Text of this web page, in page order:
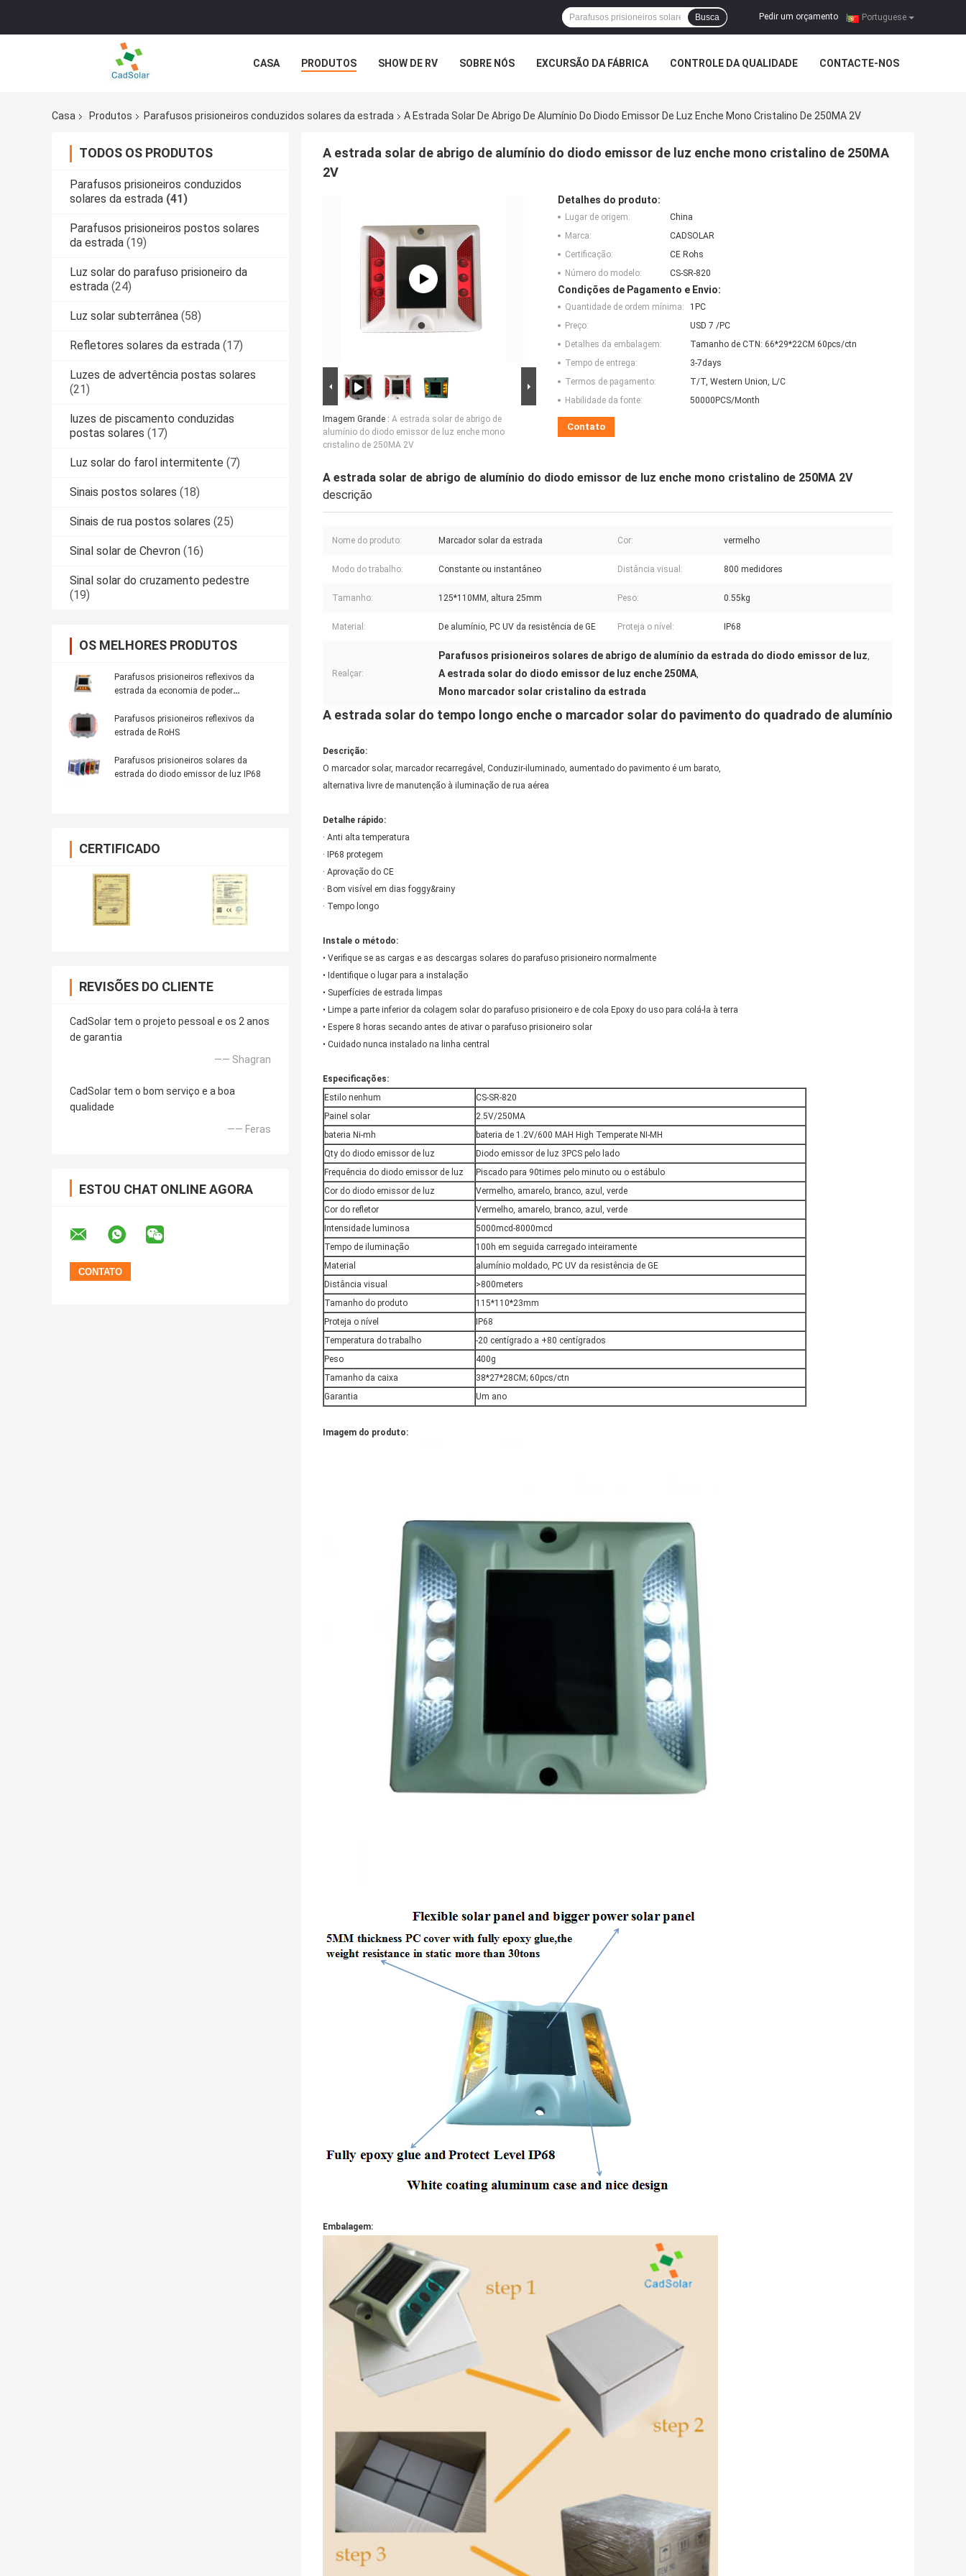
Portuguese
Pedir um orçamento |
Busca
CASA PRODUTOS SHOW DE RV SOBRE NÓS EXCURSÃO DA FÁBRICA CONTROLE DA QUALIDADE CONTACTE-NOS
Casa
Produtos Parafusos prisioneiros conduzidos solares da estrada A Estrada Solar De Abrigo De Alumínio Do Diodo Emissor De Luz Enche Mono Cristalino De 250MA 2V
TODOS OS PRODUTOS
Parafusos prisioneiros conduzidos
solares da estrada (41)
Parafusos prisioneiros postos solares
da estrada (19)
Luz solar do parafuso prisioneiro da
estrada (24)
Luz solar subterrânea (58)
Refletores solares da estrada (17)
Luzes de advertência postas solares
(21)
luzes de piscamento conduzidas
postas solares (17)
Luz solar do farol intermitente (7)
Sinais postos solares (18)
Sinais de rua postos solares (25)
Sinal solar de Chevron (16)
Sinal solar do cruzamento pedestre
(19)
OS MELHORES PRODUTOS
Parafusos prisioneiros reflexivos da
estrada da economia de poder
Parafusos prisioneiros reflexivos da
estrada de RoHS
Parafusos prisioneiros solares da
estrada do diodo emissor de luz IP68
CERTIFICADO
REVISÕES DO CLIENTE
CadSolar tem o projeto pessoal e os 2 anos
de garantia
—— Shagran
CadSolar tem o bom serviço e a boa
qualidade
—— Feras
ESTOU CHAT ONLINE AGORA
A estrada solar de abrigo de alumínio do diodo emissor de luz enche mono cristalino de 250MA
2V
Imagem Grande : A estrada solar de abrigo de
alumínio do diodo emissor de luz enche mono
cristalino de 250MA 2V
Detalhes do produto:
Lugar de origem:
China
Marca:
CADSOLAR
Certificação:
CE Rohs
Número do modelo:
CS-SR-820
Condições de Pagamento e Envio:
Quantidade de ordem mínima:
1PC
Preço:
USD 7 /PC
Detalhes da embalagem:
Tamanho de CTN: 66*29*22CM 60pcs/ctn
Tempo de entrega:
3-7days
Termos de pagamento:
T/T, Western Union, L/C
Habilidade da fonte:
50000PCS/Month
Contato
A estrada solar de abrigo de alumínio do diodo emissor de luz enche mono cristalino de 250MA 2V
descrição
Nome do produto: Marcador solar da estrada Cor: vermelho
Modo do trabalho: Constante ou instantâneo Distância visual: 800 medidores
Tamanho: 125*110MM, altura 25mm Peso: 0.55kg
Material: De alumínio, PC UV da resistência de GE Proteja o nível: IP68
Realçar:
Parafusos prisioneiros solares de abrigo de alumínio da estrada do diodo emissor de luz,
A estrada solar do diodo emissor de luz enche 250MA,
Mono marcador solar cristalino da estrada
A estrada solar do tempo longo enche o marcador solar do pavimento do quadrado de alumínio
Descrição:
O marcador solar, marcador recarregável, Conduzir-iluminado, aumentado do pavimento é um barato,
alternativa livre de manutenção à iluminação de rua aérea
Detalhe rápido:
· Anti alta temperatura
· IP68 protegem
· Aprovação do CE
· Bom visível em dias foggy&rainy
· Tempo longo
Instale o método:
• Verifique se as cargas e as descargas solares do parafuso prisioneiro normalmente
• Identifique o lugar para a instalação
• Superfícies de estrada limpas
• Limpe a parte inferior da colagem solar do parafuso prisioneiro e de cola Epoxy do uso para colá-la à terra
• Espere 8 horas secando antes de ativar o parafuso prisioneiro solar
• Cuidado nunca instalado na linha central
Especificações:
Estilo nenhum
CS-SR-820
Painel solar
2.5V/250MA
bateria Ni-mh
bateria de 1.2V/600 MAH High Temperate NI-MH
Qty do diodo emissor de luz
Diodo emissor de luz 3PCS pelo lado
Frequência do diodo emissor de luz
Piscado para 90times pelo minuto ou o estábulo
Cor do diodo emissor de luz
Vermelho, amarelo, branco, azul, verde
Cor do refletor
Vermelho, amarelo, branco, azul, verde
Intensidade luminosa
5000mcd-8000mcd
Tempo de iluminação
100h em seguida carregado inteiramente
Material
alumínio moldado, PC UV da resistência de GE
Distância visual
>800meters
Tamanho do produto
115*110*23mm
Proteja o nível
IP68
Temperatura do trabalho
-20 centígrado a +80 centígrados
Peso
400g
Tamanho da caixa
38*27*28CM; 60pcs/ctn
Garantia
Um ano
Imagem do produto:
Embalagem: